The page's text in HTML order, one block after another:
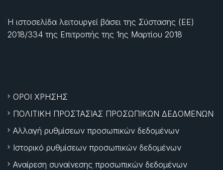
Η ιστοσελίδα λειτουργεί βάσει της Σύστασης (ΕΕ)
2018/334 της Επιτροπής της 1ης Μαρτίου 2018
ΟΡΟΙ ΧΡΗΣΗΣ
ΠΟΛΙΤΙΚΗ ΠΡΟΣΤΑΣΙΑΣ ΠΡΟΣΩΠΙΚΩΝ ΔΕΔΟΜΕΝΩΝ
Αλλαγή ρυθμίσεων προσωπικών δεδομένων
Ιστορικό ρυθμίσεων προσωπικών δεδομένων
Αναίρεση συναίνεσης προσωπικών δεδομένων